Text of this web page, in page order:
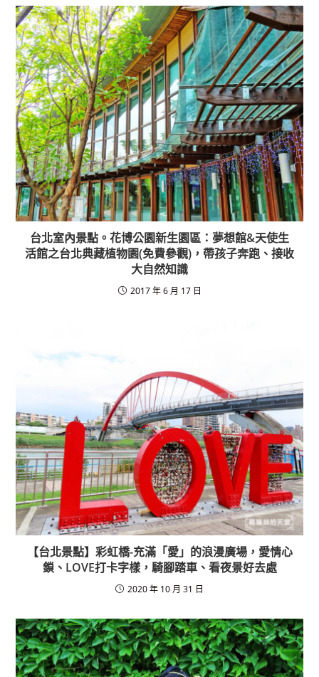
b
o
o
k
台北室內景點。花博公園新生園區：夢想館&天使生
活館之台北典藏植物園(免費參觀)，帶孩子奔跑、接收
大自然知識
2017 年 6 月 17 日
【台北景點】彩虹橋-充滿「愛」的浪漫廣場，愛情心
鎖、LOVE打卡字樣，騎腳踏車、看夜景好去處
2020 年 10 月 31 日